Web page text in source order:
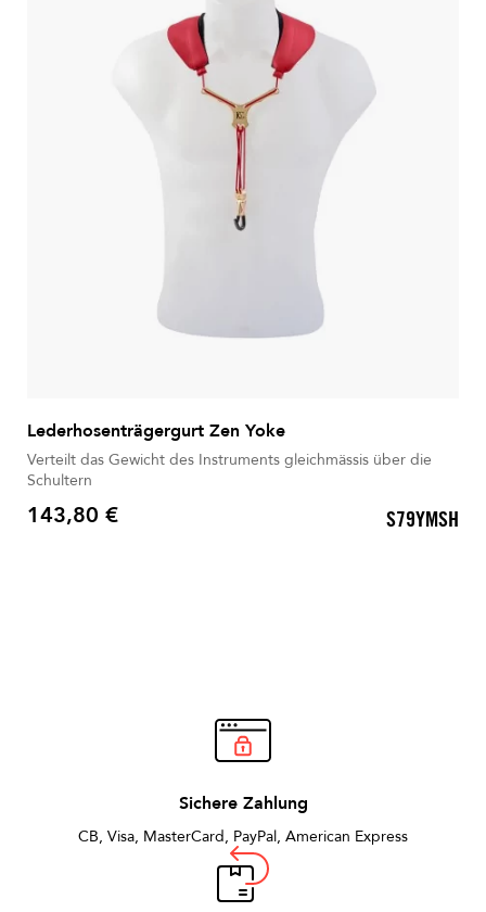
Lederhosenträgergurt Zen Yoke
Verteilt das Gewicht des Instruments gleichmässis über die
Schultern
Preis
143,80 € S79YMSH
Sichere Zahlung
CB, Visa, MasterCard, PayPal, American Express